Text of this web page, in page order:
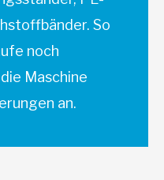
So
noch
Maschine
an.